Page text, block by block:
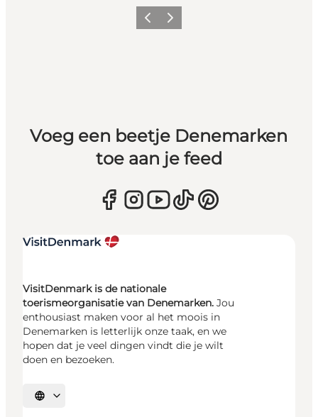
Vorige Volgende
Voeg een beetje Denemarken
toe aan je feed
VisitDenmark is de nationale
toerismeorganisatie van Denemarken. Jou
enthousiast maken voor al het moois in
Denemarken is letterlijk onze taak, en we
hopen dat je veel dingen vindt die je wilt
doen en bezoeken.
Selecteer taal